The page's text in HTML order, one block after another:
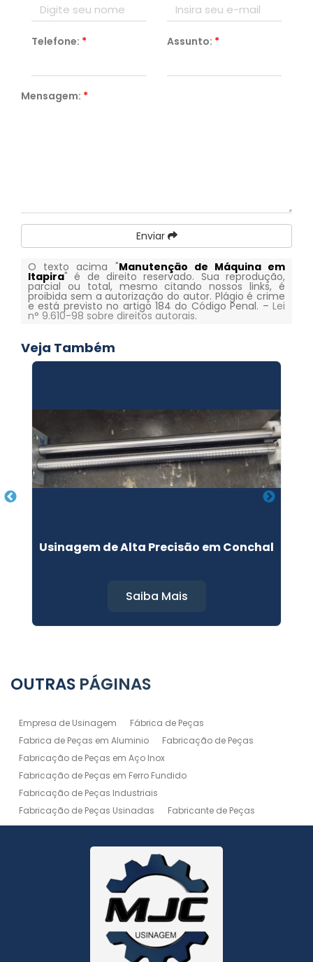
Telefone: * Assunto: *
Mensagem: *
Enviar
O texto acima "Manutenção de Máquina em
Itapira" é de direito reservado. Sua reprodução,
parcial ou total, mesmo citando nossos links, é
proibida sem a autorização do autor. Plágio é crime
e está previsto no artigo 184 do Código Penal. – Lei
n° 9.610-98 sobre direitos autorais.
Veja Também
Usinagem de Alta Precisão em Conchal
Saiba Mais
OUTRAS PÁGINAS
Empresa de Usinagem
Fábrica de Peças
Fabrica de Peças em Aluminio
Fabricação de Peças
Fabricação de Peças em Aço Inox
Fabricação de Peças em Ferro Fundido
Fabricação de Peças Industriais
Fabricação de Peças Usinadas
Fabricante de Peças
Fabricante de Peças de Máquinas
Manutenção de Máquina
Peças Usinadas
Serviço de Soldagem
Serviço de Usinagem
Serviço de Usinagem Pesada
Serviços de Usinagem CNC
Serviços de Usinagem de Peças
Serviços de Usinagem Tornearia e Solda
Usinagem
Usinagem Aluminio